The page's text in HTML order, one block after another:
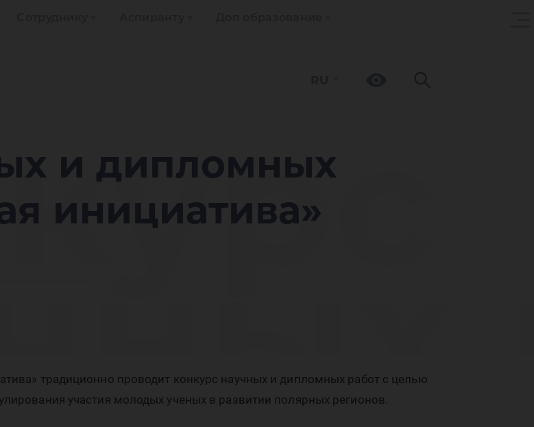
и дипломных
инициатива»
традиционно проводит конкурс научных и дипломных работ с целью
участия молодых ученых в развитии полярных регионов.